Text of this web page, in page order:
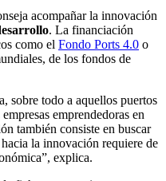
acompañar la innovación
. La financiación
como el Fondo Ports 4.0 o
de los fondos de
sobre todo a aquellos puertos
emprendedoras en
también consiste en buscar
la innovación requiere de
explica.